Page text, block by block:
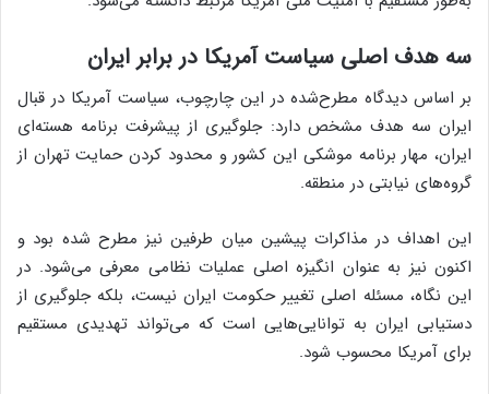
سه هدف اصلی سیاست آمریکا در برابر ایران
بر اساس دیدگاه مطرح‌شده در این چارچوب، سیاست آمریکا در قبال
ایران سه هدف مشخص دارد: جلوگیری از پیشرفت برنامه هسته‌ای
ایران، مهار برنامه موشکی این کشور و محدود کردن حمایت تهران از
گروه‌های نیابتی در منطقه.
این اهداف در مذاکرات پیشین میان طرفین نیز مطرح شده بود و
اکنون نیز به عنوان انگیزه اصلی عملیات نظامی معرفی می‌شود. در
این نگاه، مسئله اصلی تغییر حکومت ایران نیست، بلکه جلوگیری از
دستیابی ایران به توانایی‌هایی است که می‌تواند تهدیدی مستقیم
برای آمریکا محسوب شود.